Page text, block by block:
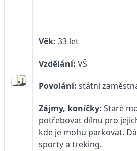
Věk: 33 let
Vzdělání: VŠ
Povolání: státní
Zájmy, koníčky: Staré
potřebovat dílnu pro
kde je mohu parkovat.
sporty a treking.